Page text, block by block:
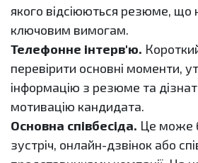
якого відсіюються резюме, що
ключовим вимогам.
Телефонне інтерв'ю.
перевірити основні моменти,
інформацію з резюме та
мотивацію кандидата.
Основна співбесіда. Це може
зустріч, онлайн-дзвінок або